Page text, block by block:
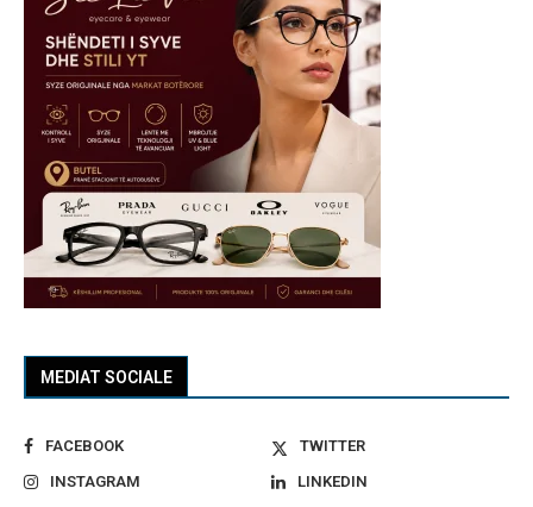
MEDIAT SOCIALE
FACEBOOK
TWITTER
INSTAGRAM
LINKEDIN